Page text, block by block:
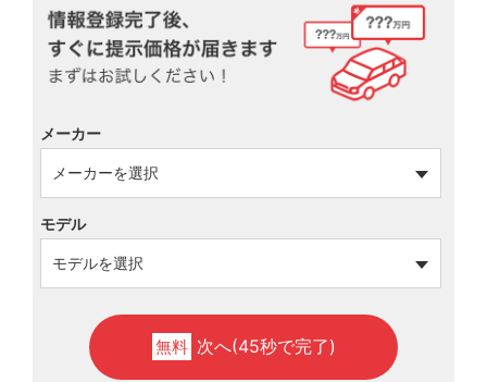
メーカー
モデル
無料 次へ(45秒で完了)